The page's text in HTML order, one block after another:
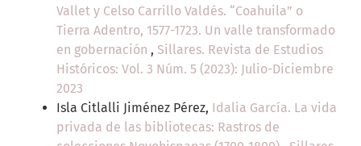
Vallet y Celso Carrillo Valdés. “Coahuila” o
Tierra Adentro, 1577-1723. Un valle transformado
en gobernación , Sillares. Revista de Estudios
Históricos: Vol. 3 Núm. 5 (2023): Julio-Diciembre
2023
Isla Citlalli Jiménez Pérez, Idalia García. La vida
privada de las bibliotecas: Rastros de